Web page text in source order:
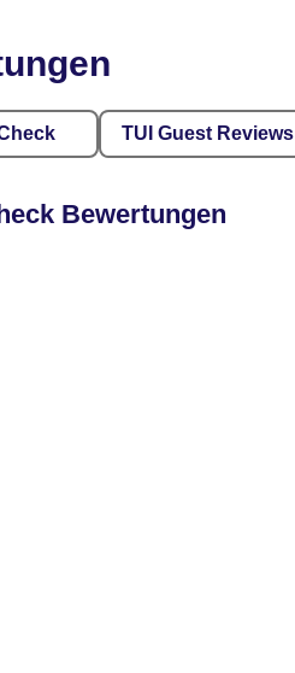
TUI Guest Reviews
Bewertungen